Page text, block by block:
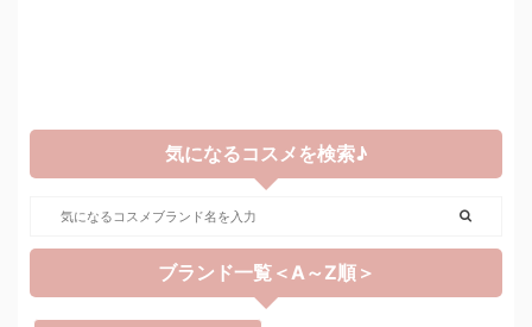
気になるコスメを検索♪
ブランド一覧＜A～Z順＞